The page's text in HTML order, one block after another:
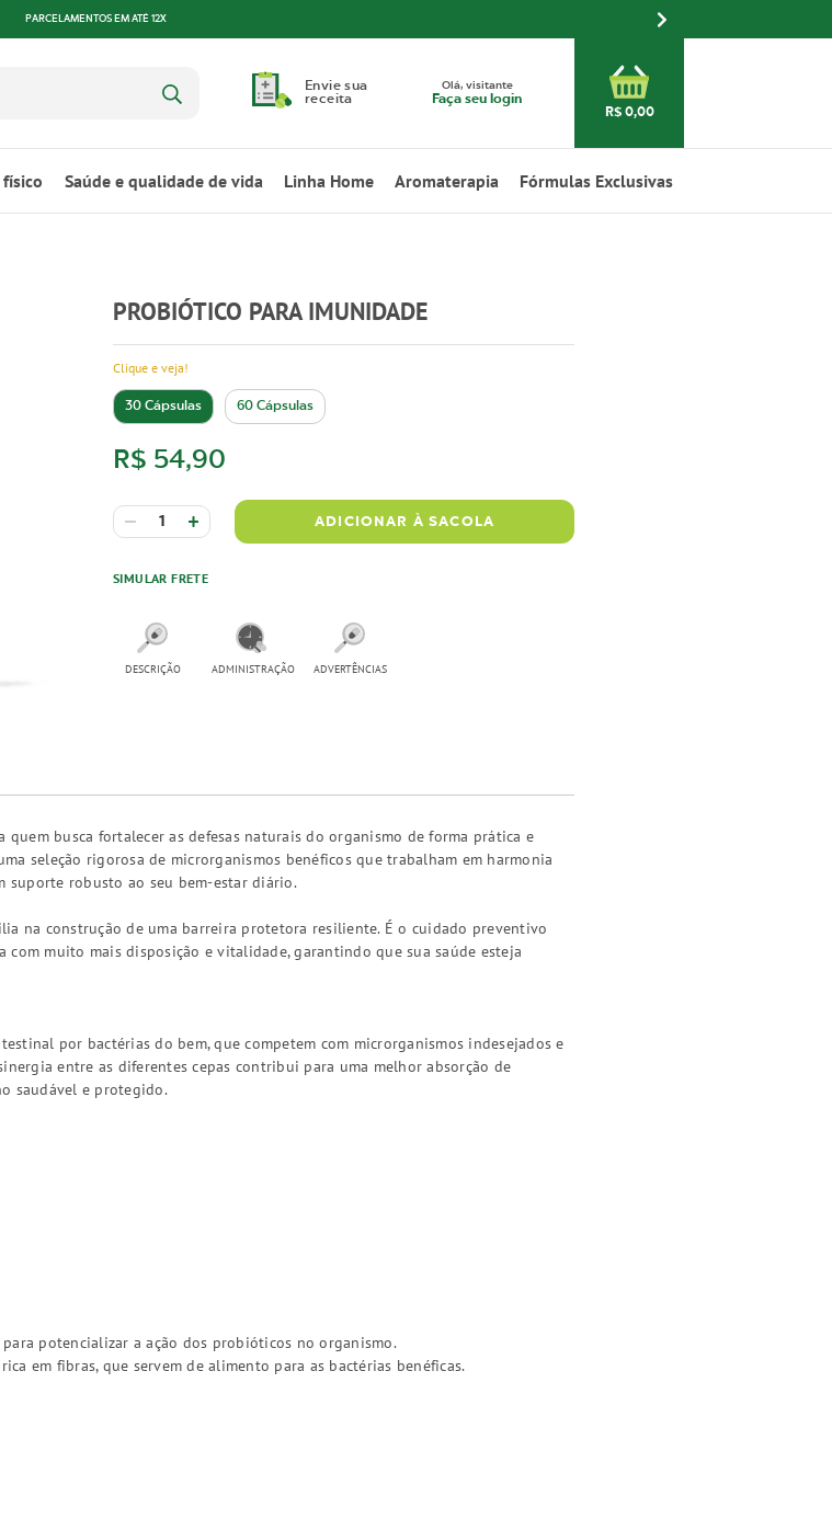
PARCELAMENTOS EM ATÉ 12X
Envie sua
receita
Olá, visitante
Faça seu login
R$ 0,00
Saúde e qualidade de vida Linha Home Aromaterapia Fórmulas Exclusivas
PROBIÓTICO PARA IMUNIDADE
Clique e veja!
30 Cápsulas 60 Cápsulas
R$ 54,90
ADICIONAR À SACOLA
SIMULAR FRETE
DESCRIÇÃO ADMINISTRAÇÃO ADVERTÊNCIAS
busca fortalecer as defesas naturais do organismo de forma prática e
seleção rigorosa de microrganismos benéficos que trabalham em harmonia
robusto ao seu bem-estar diário.
na construção de uma barreira protetora resiliente. É o cuidado preventivo
muito mais disposição e vitalidade, garantindo que sua saúde esteja
por bactérias do bem, que competem com microrganismos indesejados e
entre as diferentes cepas contribui para uma melhor absorção de
saudável e protegido.
potencializar a ação dos probióticos no organismo.
em fibras, que servem de alimento para as bactérias benéficas.